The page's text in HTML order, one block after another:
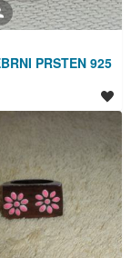
PRSTEN 925